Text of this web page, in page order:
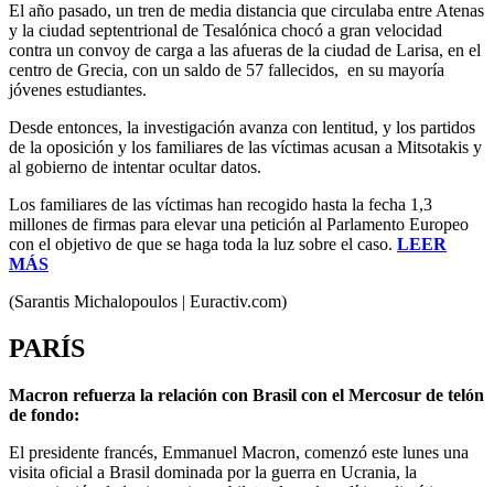
El año pasado, un tren de media distancia que circulaba entre Atenas
y la ciudad septentrional de Tesalónica chocó a gran velocidad
contra un convoy de carga a las afueras de la ciudad de Larisa, en el
centro de Grecia, con un saldo de 57 fallecidos, en su mayoría
jóvenes estudiantes.
Desde entonces, la investigación avanza con lentitud, y los partidos
de la oposición y los familiares de las víctimas acusan a Mitsotakis y
al gobierno de intentar ocultar datos.
Los familiares de las víctimas han recogido hasta la fecha 1,3
millones de firmas para elevar una petición al Parlamento Europeo
con el objetivo de que se haga toda la luz sobre el caso. LEER
MÁS
(Sarantis Michalopoulos | Euractiv.com)
PARÍS
Macron refuerza la relación con Brasil con el Mercosur de telón
de fondo:
El presidente francés, Emmanuel Macron, comenzó este lunes una
visita oficial a Brasil dominada por la guerra en Ucrania, la